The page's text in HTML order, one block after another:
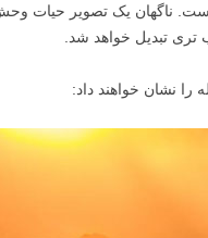
است. ناگهان یک تصویر حیات
تری تبدیل خواهد شد.
را نشان خواهند داد: